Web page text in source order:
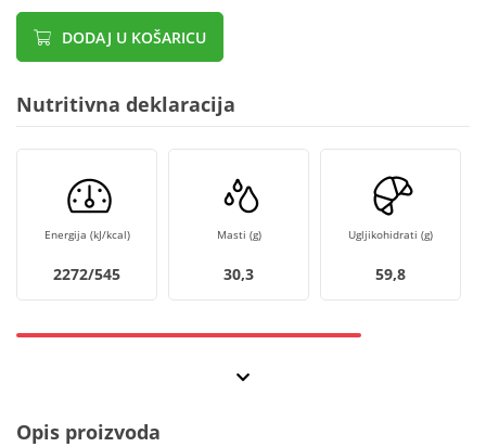
DODAJ U KOŠARICU
Nutritivna deklaracija
Energija (kJ/kcal)
2272/545
Masti (g)
30,3
Ugljikohidrati (g)
59,8
Opis proizvoda